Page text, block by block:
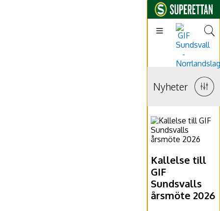
Nyheter
Kallelse till
GIF
Sundsvalls
årsmöte 2026